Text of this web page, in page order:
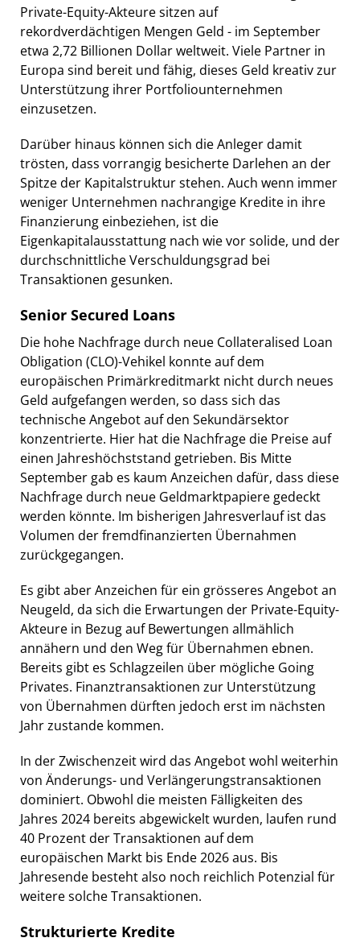
Private-Equity-Akteure sitzen auf
rekordverdächtigen Mengen Geld - im September
etwa 2,72 Billionen Dollar weltweit. Viele Partner in
Europa sind bereit und fähig, dieses Geld kreativ zur
Unterstützung ihrer Portfoliounternehmen
einzusetzen.
Darüber hinaus können sich die Anleger damit
trösten, dass vorrangig besicherte Darlehen an der
Spitze der Kapitalstruktur stehen. Auch wenn immer
weniger Unternehmen nachrangige Kredite in ihre
Finanzierung einbeziehen, ist die
Eigenkapitalausstattung nach wie vor solide, und der
durchschnittliche Verschuldungsgrad bei
Transaktionen gesunken.
Senior Secured Loans
Die hohe Nachfrage durch neue Collateralised Loan
Obligation (CLO)-Vehikel konnte auf dem
europäischen Primärkreditmarkt nicht durch neues
Geld aufgefangen werden, so dass sich das
technische Angebot auf den Sekundärsektor
konzentrierte. Hier hat die Nachfrage die Preise auf
einen Jahreshöchststand getrieben. Bis Mitte
September gab es kaum Anzeichen dafür, dass diese
Nachfrage durch neue Geldmarktpapiere gedeckt
werden könnte. Im bisherigen Jahresverlauf ist das
Volumen der fremdfinanzierten Übernahmen
zurückgegangen.
Es gibt aber Anzeichen für ein grösseres Angebot an
Neugeld, da sich die Erwartungen der Private-Equity-
Akteure in Bezug auf Bewertungen allmählich
annähern und den Weg für Übernahmen ebnen.
Bereits gibt es Schlagzeilen über mögliche Going
Privates. Finanztransaktionen zur Unterstützung
von Übernahmen dürften jedoch erst im nächsten
Jahr zustande kommen.
In der Zwischenzeit wird das Angebot wohl weiterhin
von Änderungs- und Verlängerungstransaktionen
dominiert. Obwohl die meisten Fälligkeiten des
Jahres 2024 bereits abgewickelt wurden, laufen rund
40 Prozent der Transaktionen auf dem
europäischen Markt bis Ende 2026 aus. Bis
Jahresende besteht also noch reichlich Potenzial für
weitere solche Transaktionen.
Strukturierte Kredite